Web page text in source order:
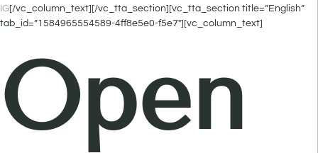
IG[/vc_column_text][/vc_tta_section][vc_tta_section title=”English”
tab_id=”1584965554589-4ff8e5e0-f5e7″][vc_column_text]
Open